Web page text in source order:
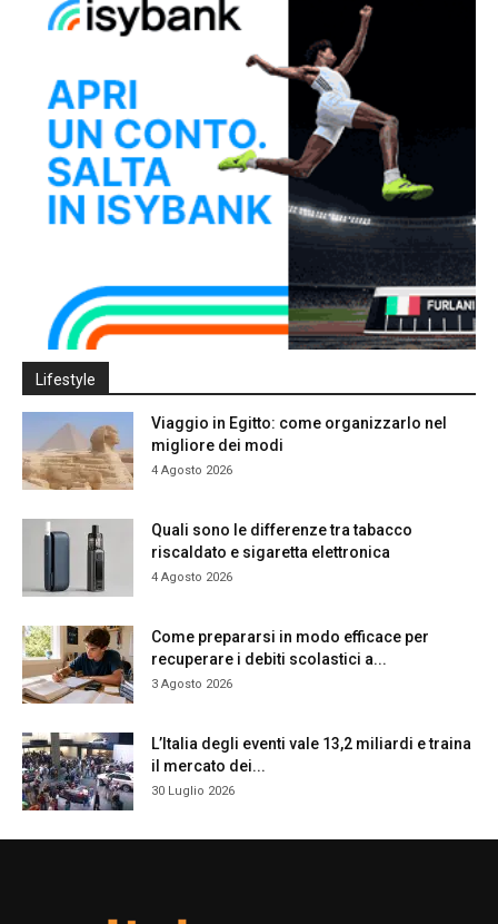
Lifestyle
Viaggio in Egitto: come organizzarlo nel
migliore dei modi
4 Agosto 2026
Quali sono le differenze tra tabacco
riscaldato e sigaretta elettronica
4 Agosto 2026
Come prepararsi in modo efficace per
recuperare i debiti scolastici a...
3 Agosto 2026
L’Italia degli eventi vale 13,2 miliardi e traina
il mercato dei...
30 Luglio 2026